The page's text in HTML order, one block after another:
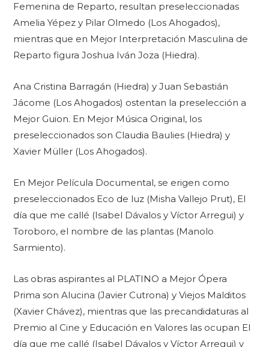
Femenina de Reparto, resultan preseleccionadas
Amelia Yépez y Pilar Olmedo (Los Ahogados),
mientras que en Mejor Interpretación Masculina de
Reparto figura Joshua Iván Joza (Hiedra).
Ana Cristina Barragán (Hiedra) y Juan Sebastián
Jácome (Los Ahogados) ostentan la preselección a
Mejor Guion. En Mejor Música Original, los
preseleccionados son Claudia Baulies (Hiedra) y
Xavier Müller (Los Ahogados).
En Mejor Película Documental, se erigen como
preseleccionados Eco de luz (Misha Vallejo Prut), El
día que me callé (Isabel Dávalos y Víctor Arregui) y
Toroboro, el nombre de las plantas (Manolo
Sarmiento).
Las obras aspirantes al PLATINO a Mejor Ópera
Prima son Alucina (Javier Cutrona) y Viejos Malditos
(Xavier Chávez), mientras que las precandidaturas al
Premio al Cine y Educación en Valores las ocupan El
día que me callé (Isabel Dávalos y Víctor Arregui) y